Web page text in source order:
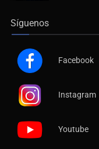
Síguenos
Facebook
Instagram
Youtube